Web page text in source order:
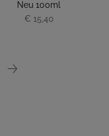
Neu 100ml
€ 15,40